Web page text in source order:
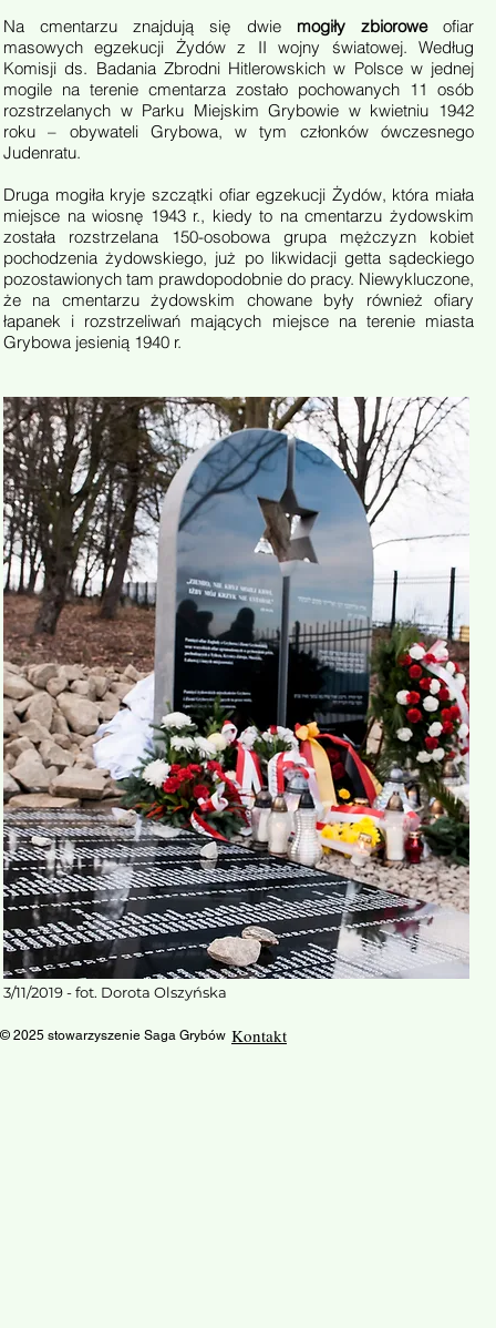
Na cmentarzu znajdują się dwie mogiły zbioroweofiar
masowych egzekucji Żydów z II wojny światowej. Według
Komisji ds. Badania Zbrodni Hitlerowskich w Polsce w jednej
mogile na terenie cmentarza zostało pochowanych 11 osób
rozstrzelanych w Parku Miejskim Grybowie w kwietniu 1942
roku – obywateli Grybowa, w tym członków ówczesnego
Judenratu.
Druga mogiła kryje szczątki ofiar egzekucji Żydów, która miała
miejsce na wiosnę 1943 r., kiedy to na cmentarzu żydowskim
została rozstrzelana 150-osobowa grupa mężczyzn kobiet
pochodzenia żydowskiego, już po likwidacji getta sądeckiego
pozostawionych tam prawdopodobnie do pracy. Niewykluczone,
że na cmentarzu żydowskim chowane były również ofiary
łapanek i rozstrzeliwań mających miejsce na terenie miasta
Grybowa jesienią 1940 r.
3/11/2019 - fot. Dorota Olszyńska
© 2025 stowarzyszenie Saga Grybów Kontakt